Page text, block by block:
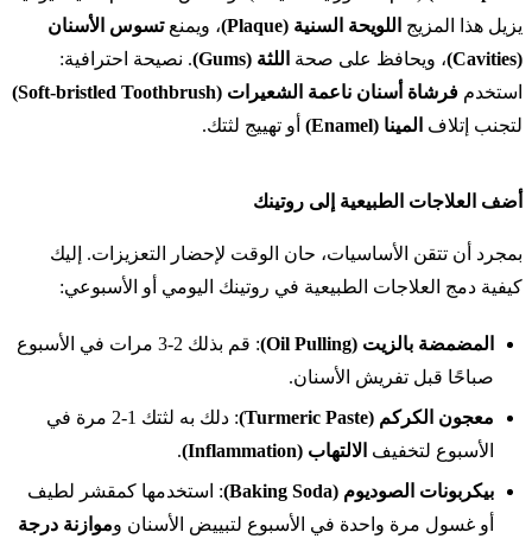
يزيل هذا المزيج اللويحة السنية (Plaque) ، ويمنعتسوس الأسنان
(Cavities)
، ويحافظ على صحة اللثة (Gums)
. نصيحة احترافية:
استخدم فرشاة أسنان ناعمة الشعيرات (Soft-bristled Toothbrush)
لتجنب إتلاف المينا (Enamel) أو تهييج لثتك.
أضف العلاجات الطبيعية إلى روتينك
بمجرد أن تتقن الأساسيات، حان الوقت لإحضار التعزيزات. إليك
كيفية دمج العلاجات الطبيعية في روتينك اليومي أو الأسبوعي:
المضمضة بالزيت (Oil Pulling)
: قم بذلك 2-3 مرات في الأسبوع
صباحًا قبل تفريش الأسنان.
معجون الكركم (Turmeric Paste)
: دلك به لثتك 1-2 مرة في
الأسبوع لتخفيف الالتهاب (Inflammation)
.
بيكربونات الصوديوم (Baking Soda)
: استخدمها كمقشر لطيف
أو غسول مرة واحدة في الأسبوع لتبييض الأسنان وموازنة درجة